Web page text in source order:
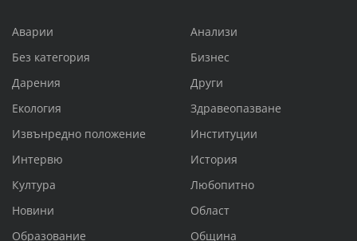
Аварии
Анализи
Без категория
Бизнес
Дарения
Други
Екология
Здравеопазване
Извънредно положение
Институции
Интервю
История
Култура
Любопитно
Новини
Област
Образование
Община